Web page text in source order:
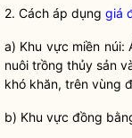
2. Cách áp dụng giá
a) Khu vực miền
nuôi trồng thủy sản
khó khăn, trên vùng
b) Khu vực đồng